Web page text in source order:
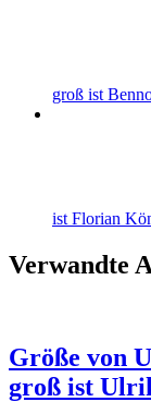
groß ist
ist Florian
Verwandte
Größe von
groß ist